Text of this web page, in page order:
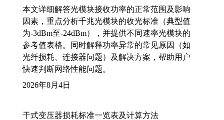
本文详细解答光模块接收功率的正常范围及影响
因素，重点分析千兆光模块的收光标准（典型值
为-3dBm至-24dBm），并提供不同速率光模块的
参考值表格。同时解释功率异常的常见原因（如
光纤损耗、连接器问题）及解决方案，帮助用户
快速判断网络性能问题。
2026年8月4日
干式变压器损耗标准一览表及计算方法